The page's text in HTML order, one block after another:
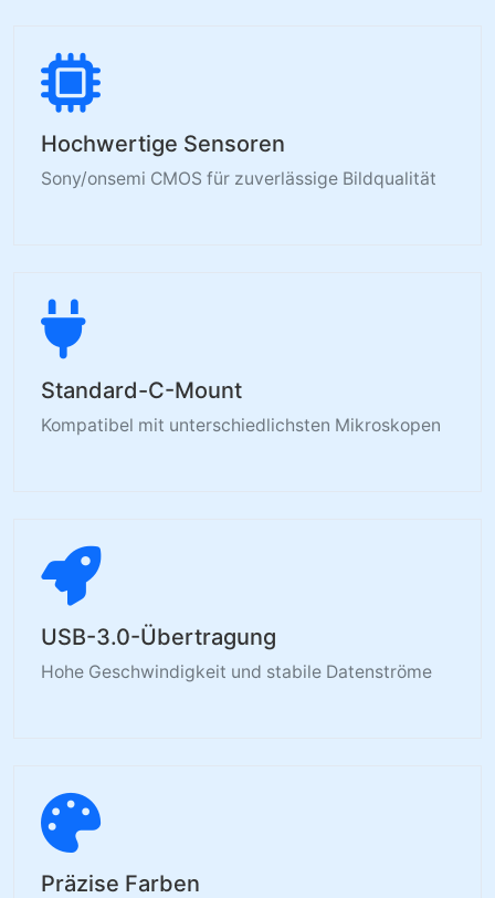
Hochwertige Sensoren
Sony/onsemi CMOS für zuverlässige Bildqualität
Standard-C-Mount
Kompatibel mit unterschiedlichsten Mikroskopen
USB-3.0-Übertragung
Hohe Geschwindigkeit und stabile Datenströme
Präzise Farben